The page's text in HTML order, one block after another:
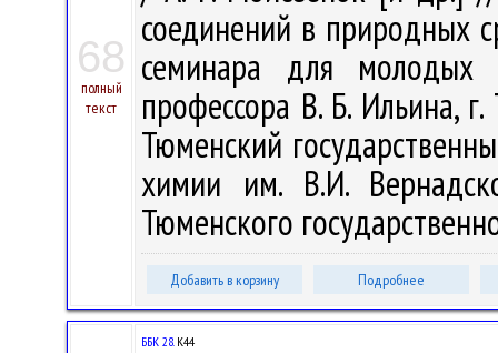
68
полный
текст
соединений в природных
семинара для молодых
профессора В. Б. Ильина,
Тюменский
химии им. В.И.
Тюменского
Добавить в корзину Подробнее
ББК 28.К44